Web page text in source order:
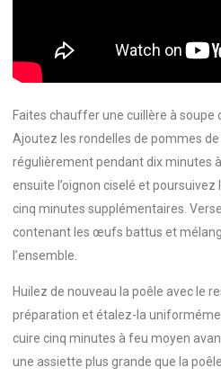
Faites chauffer une cuillère à soupe
Ajoutez les rondelles de pommes
régulièrement pendant dix minutes
ensuite l’oignon ciselé et
cinq minutes supplémentaires.
contenant les œufs battus et
l’ensemble.
Huilez de nouveau la poêle avec le
préparation et étalez-la
cuire cinq minutes à feu moyen
une assiette plus grande que la